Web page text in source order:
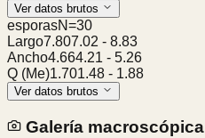
Ver datos brutos
esporasN=30
Largo7.807.02 - 8.83
Ancho4.664.21 - 5.26
Q (Me)1.701.48 - 1.88
Ver datos brutos
Galería macroscópica